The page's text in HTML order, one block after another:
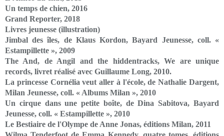
Un temps de chien, 2016
Grand Reporter, 2018
Livres jeunesse (illustration)
Jimbal des îles, de Klaus Kordon, Bayard Jeunesse, coll. «
Estampillette », 2009
The And, de Angil and the hiddentracks, We are unique
records, livret réalisé avec Guillaume Long, 2010.
La princesse Cornélia veut aller à l'école, de Nathalie Dargent,
Milan Jeunesse, coll. « Albums Milan », 2010
Un cirque dans une petite boîte, de Dina Sabitova, Bayard
Jeunesse, coll. « Estampillette », 2010
Le Bestiaire de l'Olympe de Anne Jonas, éditions Milan, 2011